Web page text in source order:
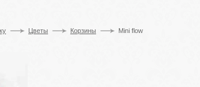
Цветы Корзины Mini flow